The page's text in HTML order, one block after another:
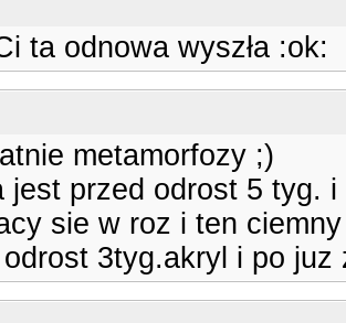
ta odnowa wyszła :ok:
metamorfozy ;)
jest przed odrost 5 tyg.
sie w roz i ten
3tyg.akryl i po juz